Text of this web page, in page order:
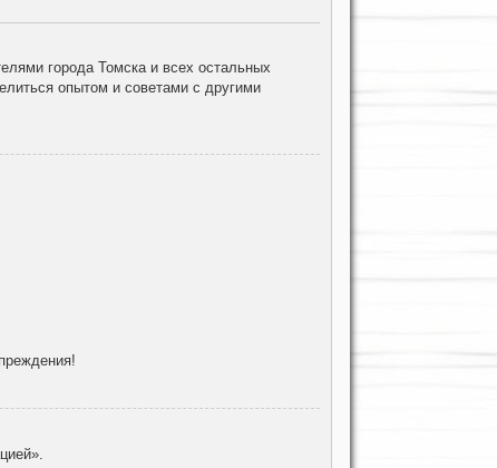
города Томска и всех остальных
опытом и советами с другими